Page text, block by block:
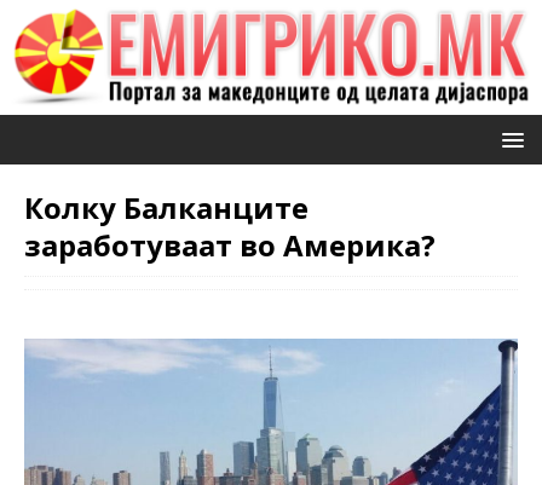
Колку Балканците
заработуваат во Америка?